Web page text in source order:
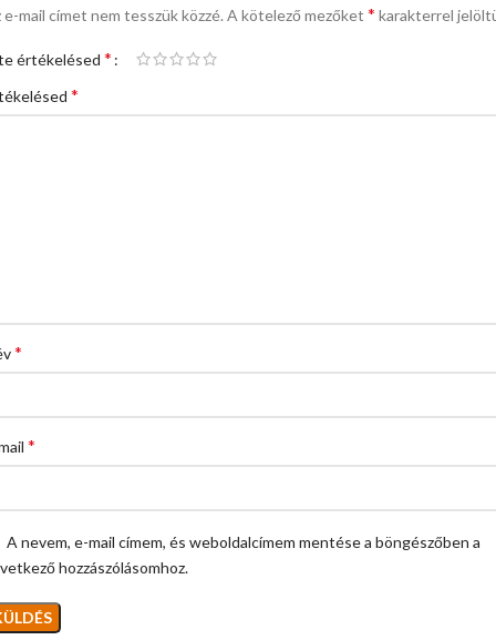
e-mail címet nem tesszük közzé. A kötelező mezőket * karakterrel
értékelésed *
*
*
*
A nevem, e-mail címem, és weboldalcímem mentése a böngészőben a
hozzászólásomhoz.